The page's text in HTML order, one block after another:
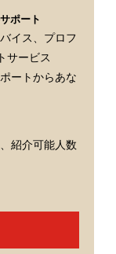
ポート
イス、プロフ
サービス
ートからあな
紹介可能人数